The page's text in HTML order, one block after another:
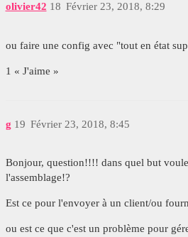
olivier42 Février 23, 2018, 8:29
18
ou faire une config avec "tout en état
1 « J'aime »
g Février 23, 2018, 8:45
19
Bonjour, question!!!! dans quel but
l'assemblage!?
Est ce pour l'envoyer à un client/ou
ou est ce que c'est un problème pour